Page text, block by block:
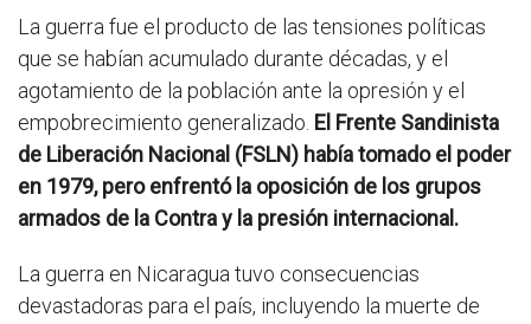
La guerra fue el producto de las tensiones políticas
que se habían acumulado durante décadas, y el
agotamiento de la población ante la opresión y el
empobrecimiento generalizado. El Frente Sandinista
de Liberación Nacional (FSLN) había tomado el poder
en 1979, pero enfrentó la oposición de los grupos
armados de la Contra y la presión internacional.
La guerra en Nicaragua tuvo consecuencias
devastadoras para el país, incluyendo la muerte de